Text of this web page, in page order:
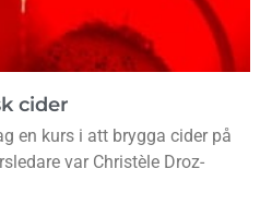
cider
en kurs i att brygga cider på
var Christèle Droz-